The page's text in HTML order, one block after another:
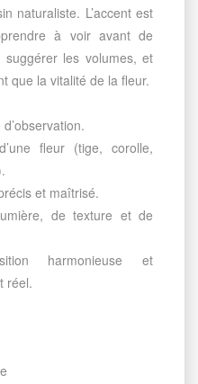
naturaliste. L’accent est
à voir avant de
les volumes, et
que la vitalité de la fleur.
fleur (tige, corolle,
et maîtrisé.
de texture et de
harmonieuse et
réel.